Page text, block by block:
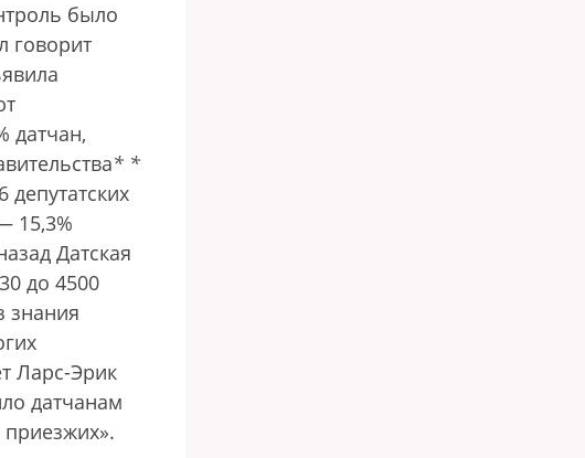
было
говорит
датчан,
* *
15,3%
Датская
до 4500
знания
Ларс-Эрик
датчанам